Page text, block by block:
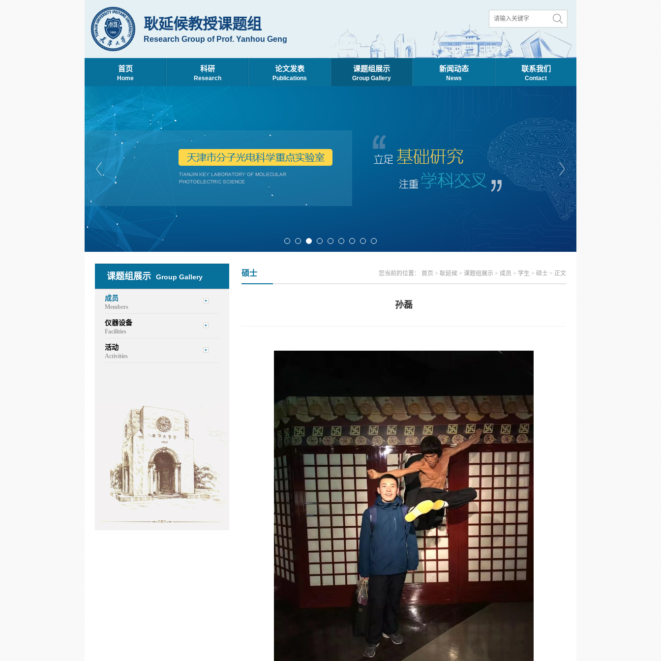
耿延候教授课题组
Research Group of Prof. Yanhou Geng
首页
Home
科研
Research
论文发表
Publications
课题组展示
Group Gallery
新闻动态
News
联系我们
Contact
课题组展示 Group Gallery
成员
Members
仪器设备
Facilities
活动
Activities
硕士 您当前的位置： 首页 > 耿延候 > 课题组展示 > 成员 > 学生 > 硕士 > 正文
孙磊